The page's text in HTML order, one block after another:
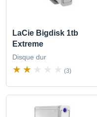
LaCie Bigdisk 1tb
Extreme
Disque dur
(3)